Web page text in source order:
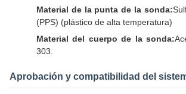
Material de la punta de la sonda:
(PPS) (plástico de alta temperatura)
Material del cuerpo de la sonda:
303.
Aprobación y compatibilidad del